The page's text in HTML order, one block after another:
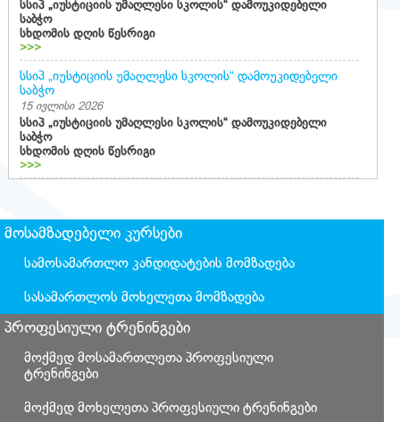
სსიპ „იუსტიციის უმაღლესი სკოლის“ დამოუკიდებელი
საბჭო
სხდომის დღის წესრიგი
>>>
სსიპ „იუსტიციის უმაღლესი სკოლის“ დამოუკიდებელი
საბჭო
15 ივლისი 2026
სსიპ „იუსტიციის უმაღლესი სკოლის“ დამოუკიდებელი
საბჭო
სხდომის დღის წესრიგი
>>>
მოსამზადებელი კურსები
სამოსამართლო კანდიდატების მომზადება
სასამართლოს მოხელეთა მომზადება
პროფესიული ტრენინგები
მოქმედ მოსამართლეთა პროფესიული
ტრენინგები
მოქმედ მოხელეთა პროფესიული ტრენინგები